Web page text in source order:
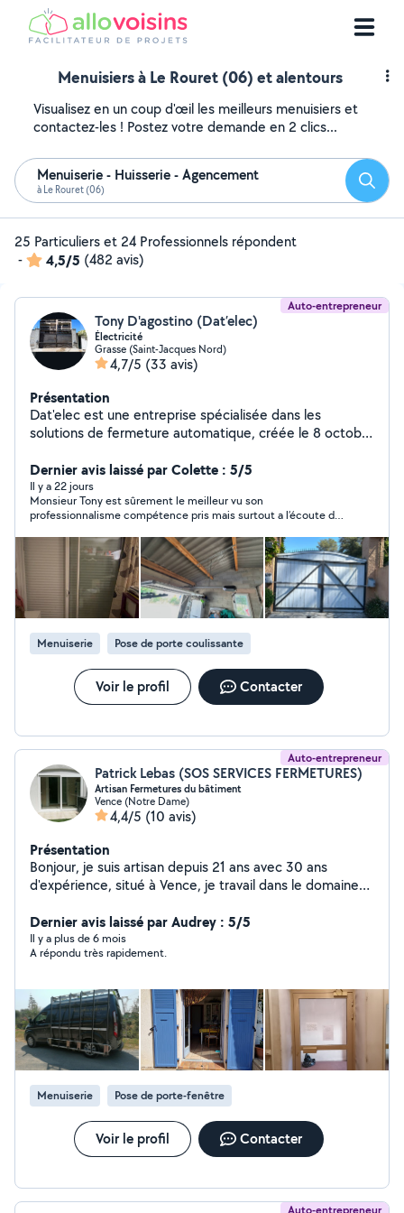
Menuisiers à Le Rouret (06) et alentours
Visualisez en un coup d'œil les meilleurs menuisiers et
contactez-les ! Postez votre demande en 2 clics...
Menuiserie - Huisserie - Agencement
à Le Rouret (06)
25 Particuliers et 24 Professionnels répondent
-
4,5/5 (482 avis)
Auto-entrepreneur
Tony D'agostino (Dat’elec)
Électricité
Grasse (Saint-Jacques Nord)
4,7/5 (33 avis)
Présentation
Dat'elec est une entreprise spécialisée dans les
solutions de fermeture automatique, créée le 8 octobre
professionnels dans leurs projets d'installation, de
maintenance, de dépannage et de programmation
d'émetteurs pour systèmes automatisés. Nous
intervenons sur une large gamme d'équipements :
portails automatiques, portes automatiques, rideaux
métalliques, volets roulants et portes de garage.
Chaque prestation est réalisée avec rigueur afin de
garantir fiabilité, sécurité et durabilité des installations.
Pour une totale tranquillité d'esprit, Dat'elec dispose
d'une garantie décennale ainsi que d'une assurance
responsabilité civile professionnelle (RC Pro), assurant
des interventions conformes aux normes en vigueur et
couvertes en cas d'imprévu. Dat'elec SIRET : 851 728
253 00028
Dernier avis laissé par Colette : 5/5
Il y a 22 jours
Monsieur Tony est sûrement le meilleur vu son
professionnalisme compétence pris mais surtout a l’écoute du
Menuiserie Pose de porte coulissante
Voir le profil Contacter
Auto-entrepreneur
Patrick Lebas (SOS SERVICES FERMETURES)
Artisan Fermetures du bâtiment
Vence (Notre Dame)
4,4/5 (10 avis)
Présentation
Bonjour, je suis artisan depuis 21 ans avec 30 ans
d'expérience, situé à Vence, je travail dans le domaine
volets roulant - serrures de portes - roulettes de
fenêtres coulissantes aluminium - Moustiquaires...
Produits de qualités et fournisseurs de la région.
Dernier avis laissé par Audrey : 5/5
Il y a plus de 6 mois
A répondu très rapidement.
Menuiserie Pose de porte-fenêtre
Voir le profil Contacter
Auto-entrepreneur